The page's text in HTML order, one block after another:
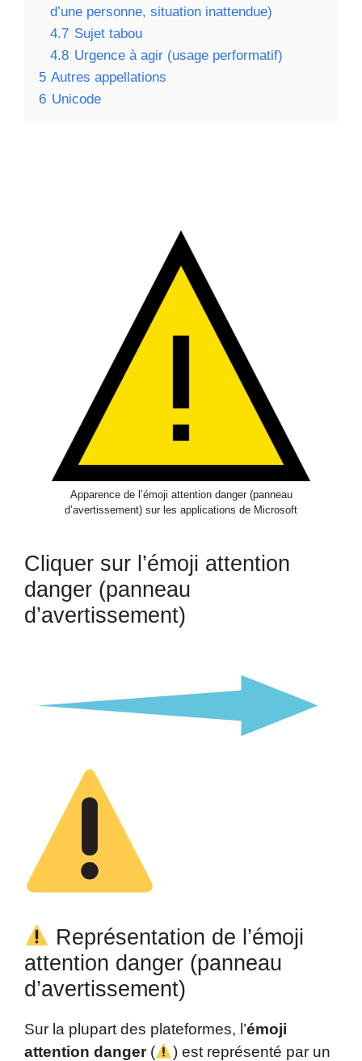
d’une personne, situation inattendue)
4.7 Sujet tabou
4.8 Urgence à agir (usage performatif)
5 Autres appellations
6 Unicode
Apparence de l’émoji attention danger (panneau
d’avertissement) sur les applications de Microsoft
Cliquer sur l’émoji attention
danger (panneau
d’avertissement)
Représentation de l’émoji
attention danger (panneau
d’avertissement)
Sur la plupart des plateformes, l’émoji
attention danger(
) est représenté par un